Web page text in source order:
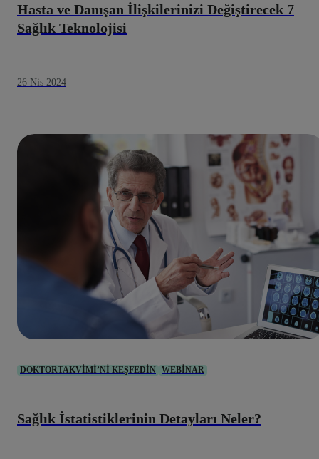
Hasta ve Danışan İlişkilerinizi Değiştirecek 7
Sağlık Teknolojisi
26 Nis 2024
DOKTORTAKVIMI’NI KEŞFEDIN WEBINAR
Sağlık İstatistiklerinin Detayları Neler?